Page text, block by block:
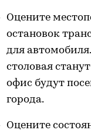
Оцените
остановок
для
столовая
офис будут
города.
Оцените